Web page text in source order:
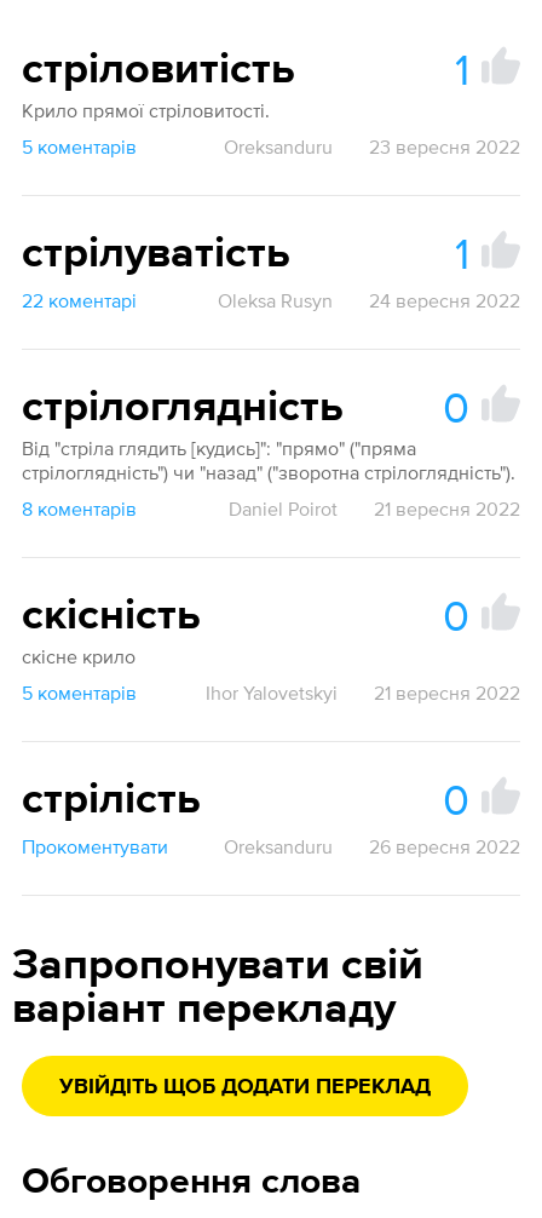
стріловитість 1
Крило прямої стріловитості.
5 коментарів
Oreksanduru 23 вересня 2022
стрілуватість 1
22 коментарі Oleksa Rusyn 24 вересня 2022
стрілоглядність 0
Від "стріла глядить [кудись]": "прямо" ("пряма
стрілоглядність") чи "назад" ("зворотна стрілоглядність").
8 коментарів
Daniel Poirot 21 вересня 2022
скісність 0
скісне крило
5 коментарів
Ihor Yalovetskyi 21 вересня 2022
стрілість 0
Прокоментувати Oreksanduru 26 вересня 2022
Запропонувати свій
варіант перекладу
УВІЙДІТЬ ЩОБ ДОДАТИ ПЕРЕКЛАД
Обговорення слова